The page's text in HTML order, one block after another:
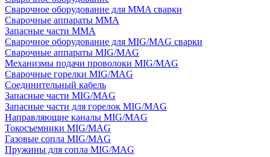
Сварочное оборудование для MMA сварки
Сварочные аппараты MMA
Запасные части MMA
Сварочное оборудование для MIG/MAG сварки
Сварочные аппараты MIG/MAG
Механизмы подачи проволоки MIG/MAG
Сварочные горелки MIG/MAG
Соединительный кабель
Запасные части MIG/MAG
Запасные части для горелок MIG/MAG
Направляющие каналы MIG/MAG
Токосъемники MIG/MAG
Газовые сопла MIG/MAG
Пружины для сопла MIG/MAG